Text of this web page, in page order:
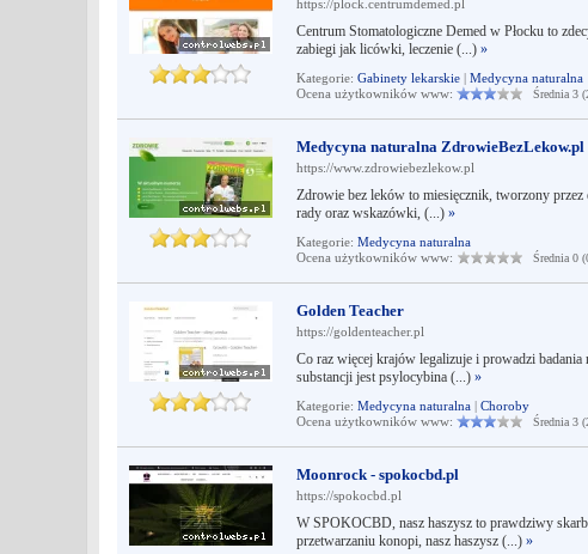
https://plock.centrumdemed.pl
Centrum Stomatologiczne Demed w Płocku to
zabiegi jak licówki, leczenie (...) »
Kategorie: Gabinety lekarskie | Medycyna naturalna
Ocena użytkowników www:
Średnia 3
Medycyna naturalna ZdrowieBezLekow.pl
https://www.zdrowiebezlekow.pl
Zdrowie bez leków to miesięcznik, tworzony
rady oraz wskazówki, (...) »
Kategorie: Medycyna naturalna
Ocena użytkowników www:
Średnia 0
Golden Teacher
https://goldenteacher.pl
Co raz więcej krajów legalizuje i prowadzi badania
substancji jest psylocybina (...) »
Kategorie: Medycyna naturalna | Choroby
Ocena użytkowników www:
Średnia 3
Moonrock - spokocbd.pl
https://spokocbd.pl
W SPOKOCBD, nasz haszysz to prawdziwy
przetwarzaniu konopi, nasz haszysz (...) »